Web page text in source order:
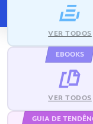
VER TODOS
EBOOKS
VER TODOS
GUIA DE